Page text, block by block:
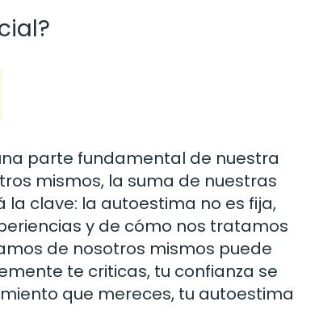
parte fundamental de nuestra
mismos, la suma de nuestras
la clave: la autoestima no es fija,
y de cómo nos tratamos
de nosotros mismos puede
te criticas, tu confianza se
que mereces, tu autoestima